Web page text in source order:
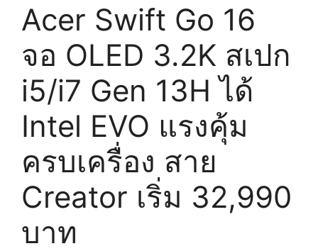
Acer Swift Go 16
จอ OLED 3.2K สเปก
i5/i7 Gen 13H ได้
Intel EVO แรงคุ้ม
ครบเครื่อง สาย
Creator เริ่ม 32,990
บาท